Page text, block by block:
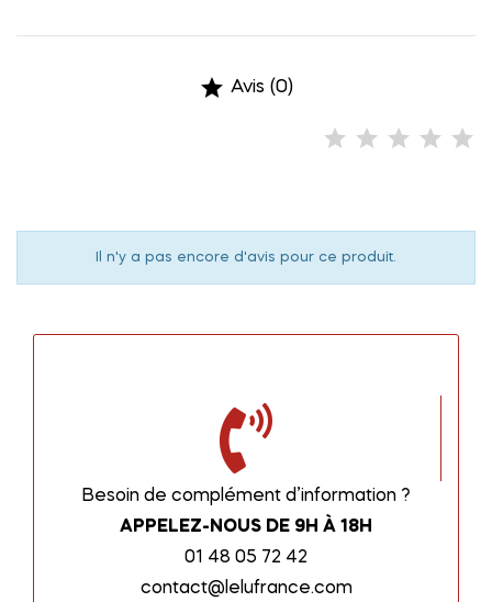
 Avis (0)
Il n'y a pas encore d'avis pour ce produit.
Besoin de complément d’information ?
APPELEZ-NOUS DE 9H À 18H
01 48 05 72 42
contact@lelufrance.com